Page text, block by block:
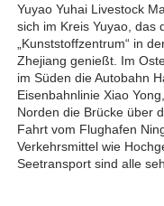
Yuyao Yuhai Livestock
sich im Kreis Yuyao, das
„Kunststoffzentrum“ in
Zhejiang genießt. Im
im Süden die Autobahn
Eisenbahnlinie Xiao
Norden die Brücke über
Fahrt vom Flughafen
Verkehrsmittel wie
Seetransport sind alle